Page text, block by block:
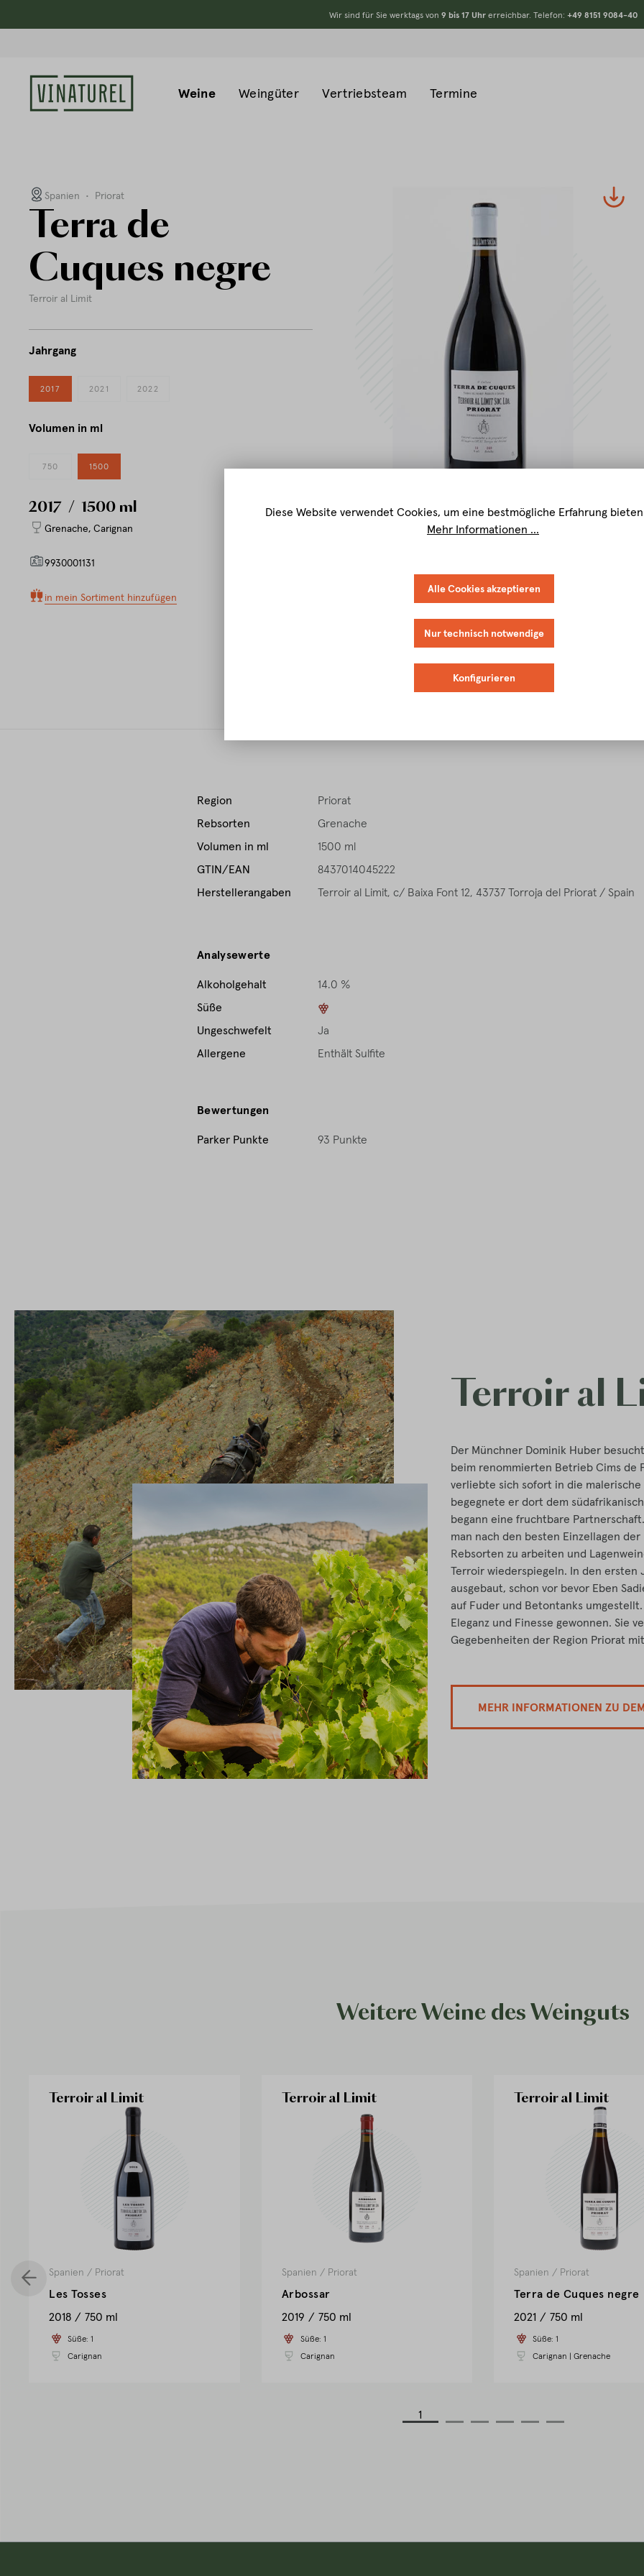
Wir sind für Sie werktags von 9 bis 17 Uhrerreichbar. Telefon: +49 8151 9084-40
Weine Weingüter Vertriebsteam Termine
Spanien • Priorat
Terra de
Cuques negre
Terroir al Limit
Jahrgang
2017 2021 2022
Volumen in ml
750 1500
2017 / 1500 ml
Grenache, Carignan
9930001131
in mein Sortiment hinzufügen
#
Region
Priorat
Rebsorten
Grenache
Volumen in ml
1500 ml
GTIN/EAN
8437014045222
Herstellerangaben
Terroir al Limit, c/ Baixa Font 12, 43737 Torroja del Priorat / Spain
Analysewerte
Alkoholgehalt
14.0 %
Süße
1
Ungeschwefelt
Ja
Allergene
Enthält Sulfite
Bewertungen
Parker Punkte 93 Punkte
Terroir al
Der Münchner Dominik Huber
beim renommierten Betrieb Cims de
verliebte sich sofort in die
begegnete er dort dem
begann eine fruchtbare
man nach den besten Einzellagen
Rebsorten zu arbeiten und
Terroir wiederspiegeln. In den ersten
ausgebaut, schon vor bevor Eben
auf Fuder und Betontanks
Eleganz und Finesse gewonnen. Sie
Gegebenheiten der Region Priorat
MEHR INFORMATIONEN ZU
Weitere Weine des Weinguts
1
Terroir al Limit
Spanien / Priorat
Les Tosses
2018
750 ml
Süße: 1
Carignan
Terroir al Limit
Spanien / Priorat
Arbossar
2019
750 ml
Süße: 1
Carignan
Terroir al Limit
Spanien / Priorat
Terra de Cuques negre
2021
750 ml
Süße: 1
Carignan | Grenache
Diese Website verwendet Cookies, um eine bestmögliche Erfahrung
Mehr Informationen ...
Alle Cookies akzeptieren
Nur technisch notwendige
Konfigurieren